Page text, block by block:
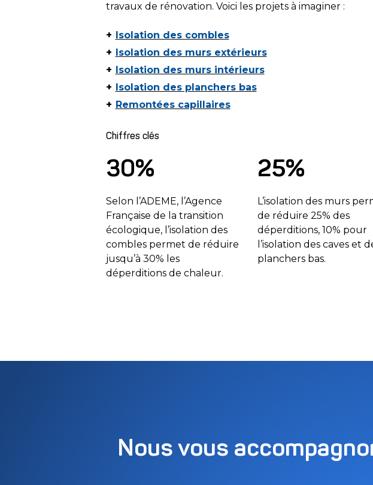
travaux de rénovation. Voici les projets à imaginer :
Isolation des combles
Isolation des murs extérieurs
Isolation des murs intérieurs
Isolation des planchers bas
Remontées capillaires
Chiffres clés
30%
Selon l’ADEME, l’Agence
Française de la transition
écologique, l’isolation des
combles permet de réduire
jusqu’à 30% les
déperditions de chaleur.
25%
L’isolation des murs
de réduire 25% des
déperditions, 10% pour
l’isolation des caves et
planchers bas.
Nous vous